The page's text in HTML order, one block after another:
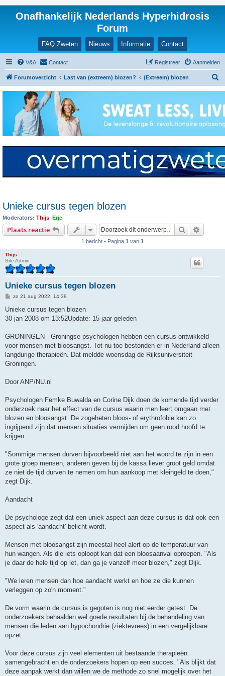
Onafhankelijk Nederlands Hyperhidrosis
Forum
FAQ Zweten Nieuws Informatie Contact
V&A Contact Aanmelden
Registreer
Forumoverzicht Last van (extreem) blozen? (Extreem) blozen
k
Unieke cursus tegen blozen
Moderators: Thijs Erje
Plaats reactie Zoek
1 bericht • Pagina 1 van 1
Thijs
Site Admin
Unieke cursus tegen blozen
B
r
c
zo 21 aug 2022, 14:39
Unieke cursus tegen blozen
30 jan 2008 om 13:52Update: 15 jaar geleden
GRONINGEN - Groningse psychologen hebben een cursus ontwikkeld
voor mensen met bloosangst. Tot nu toe bestonden er in Nederland alleen
langdurige therapieën. Dat meldde woensdag de Rijksuniversiteit
Groningen.
Door ANP/NU.nl
Psychologen Femke Buwalda en Corine Dijk doen de komende tijd verder
onderzoek naar het effect van de cursus waarin men leert omgaan met
blozen en bloosangst. De zogeheten bloos- of erythrofobie kan zo
ingrijpend zijn dat mensen situaties vermijden om geen rood hoofd te
krijgen.
"Sommige mensen durven bijvoorbeeld niet aan het woord te zijn in een
grote groep mensen, anderen geven bij de kassa liever groot geld omdat
ze niet de tijd durven te nemen om hun aankoop met kleingeld te doen,"
zegt Dijk.
Aandacht
De psychologe zegt dat een uniek aspect aan deze cursus is dat ook een
aspect als 'aandacht' belicht wordt.
Mensen met bloosangst zijn meestal heel alert op de temperatuur van
hun wangen. Als die iets oploopt kan dat een bloosaanval oproepen. "Als
je daar de hele tijd op let, dan ga je vanzelf meer blozen," zegt Dijk.
"We leren mensen dan hoe aandacht werkt en hoe ze die kunnen
verleggen op zo'n moment."
De vorm waarin de cursus is gegoten is nog niet eerder getest. De
onderzoekers behaalden wel goede resultaten bij de behandeling van
mensen die leden aan hypochondrie (ziektevrees) in een vergelijkbare
opzet.
Voor deze cursus zijn veel elementen uit bestaande therapieën
samengebracht en de onderzoekers hopen op een succes. "Als blijkt dat
deze aanpak werkt dan willen we de methode zo snel mogelijk over het